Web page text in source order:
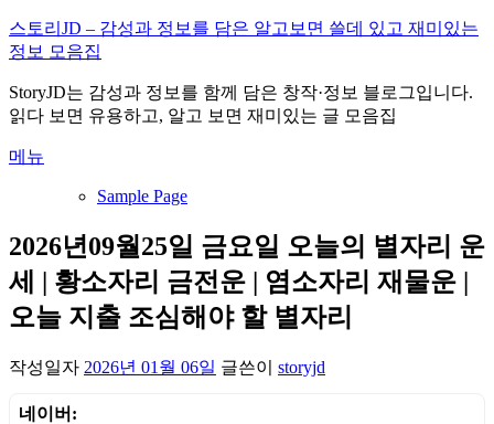
내
용
로
바
가
스토리JD – 감성과 정보를 담은 알고보면 쓸데 있고 재미있는
정보 모음집
StoryJD는 감성과 정보를 함께 담은 창작·정보 블로그입니다.
읽다 보면 유용하고, 알고 보면 재미있는 글 모음집
메뉴
Sample Page
2026년09월25일 금요일 오늘의 별자리 운
세 | 황소자리 금전운 | 염소자리 재물운 |
오늘 지출 조심해야 할 별자리
작성일자 2026년 01월 06일 글쓴이 storyjd
네이버: